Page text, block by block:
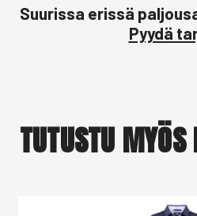
Suurissa erissä
Pyydä
TUTUSTU